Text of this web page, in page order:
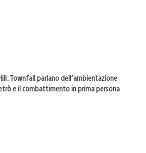
Townfall parlano dell’ambientazione
e il combattimento in prima persona